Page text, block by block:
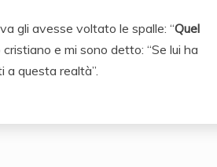
gli avesse voltato le spalle: “Quel
e mi sono detto: “Se lui ha
a questa realtà”.